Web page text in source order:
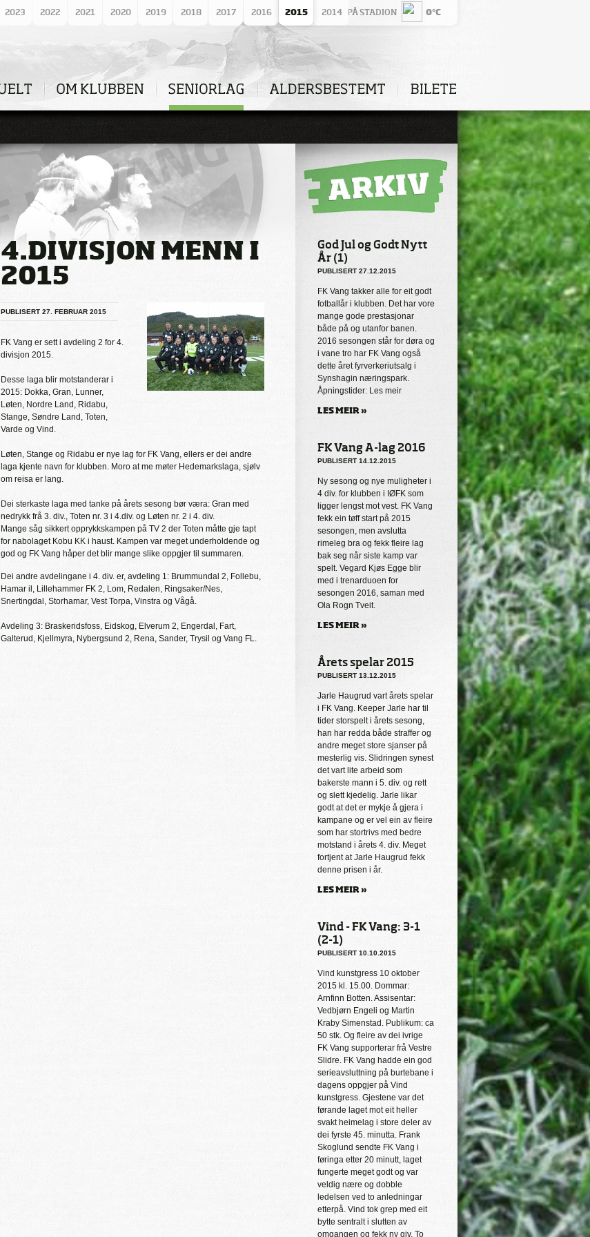
2023 2022 2021 2020 2019 2018 2017 2016 2015 2014
VÊRET PÅ STADION 0°C
4.DIVISJON MENN I
2015
PUBLISERT 27. FEBRUAR 2015
FK Vang er sett i avdeling 2 for 4.
divisjon 2015.
Desse laga blir motstanderar i
2015: Dokka, Gran, Lunner,
Løten, Nordre Land, Ridabu,
Stange, Søndre Land, Toten,
Varde og Vind.
Løten, Stange og Ridabu er nye lag for FK Vang, ellers er dei andre
laga kjente navn for klubben. Moro at me møter Hedemarkslaga, sjølv
om reisa er lang.
Dei sterkaste laga med tanke på årets sesong bør væra: Gran med
nedrykk frå 3. div., Toten nr. 3 i 4.div. og Løten nr. 2 i 4. div.
Mange såg sikkert opprykkskampen på TV 2 der Toten måtte gje tapt
for nabolaget Kobu KK i haust. Kampen var meget underholdende og
god og FK Vang håper det blir mange slike oppgjer til summaren.
Dei andre avdelingane i 4. div. er, avdeling 1: Brummundal 2, Follebu,
Hamar il, Lillehammer FK 2, Lom, Redalen, Ringsaker/Nes,
Snertingdal, Storhamar, Vest Torpa, Vinstra og Vågå.
Avdeling 3: Braskeridsfoss, Eidskog, Elverum 2, Engerdal, Fart,
Galterud, Kjellmyra, Nybergsund 2, Rena, Sander, Trysil og Vang FL.
God Jul og Godt Nytt
År (1)
PUBLISERT 27.12.2015
FK Vang takker alle for eit godt
fotballår i klubben. Det har vore
mange gode prestasjonar
både på og utanfor banen.
2016 sesongen står for døra og
i vane tro har FK Vang også
dette året fyrverkeriutsalg i
Synshagin næringspark.
Åpningstider: Les meir
LES MEIR »
FK Vang A-lag 2016
PUBLISERT 14.12.2015
Ny sesong og nye muligheter i
4 div. for klubben i IØFK som
ligger lengst mot vest. FK Vang
fekk ein tøff start på 2015
sesongen, men avslutta
rimeleg bra og fekk fleire lag
bak seg når siste kamp var
spelt. Vegard Kjøs Egge blir
med i trenarduoen for
sesongen 2016, saman med
Ola Rogn Tveit.
LES MEIR »
Årets spelar 2015
PUBLISERT 13.12.2015
Jarle Haugrud vart årets spelar
i FK Vang. Keeper Jarle har til
tider storspelt i årets sesong,
han har redda både straffer og
andre meget store sjanser på
mesterlig vis. Slidringen synest
det vart lite arbeid som
bakerste mann i 5. div. og rett
og slett kjedelig. Jarle likar
godt at det er mykje å gjera i
kampane og er vel ein av fleire
som har stortrivs med bedre
motstand i årets 4. div. Meget
fortjent at Jarle Haugrud fekk
denne prisen i år.
LES MEIR »
Vind - FK Vang: 3-1
(2-1)
PUBLISERT 10.10.2015
Vind kunstgress 10 oktober
2015 kl. 15.00. Dommar:
Arnfinn Botten. Assisentar:
Vedbjørn Engeli og Martin
Kraby Simenstad. Publikum: ca
50 stk. Og fleire av dei ivrige
FK Vang supporterar frå Vestre
Slidre. FK Vang hadde ein god
serieavsluttning på burtebane i
dagens oppgjer på Vind
kunstgress. Gjestene var det
førande laget mot eit heller
svakt heimelag i store deler av
dei fyrste 45. minutta. Frank
Skoglund sendte FK Vang i
føringa etter 20 minutt, laget
fungerte meget godt og var
veldig nære og dobble
ledelsen ved to anledningar
etterpå. Vind tok grep med eit
bytte sentralt i slutten av
omgangen og fekk ny giv. To